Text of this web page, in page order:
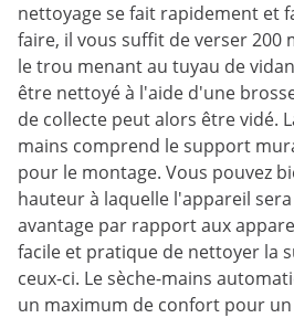
nettoyage se fait rapidement et
faire, il vous suffit de verser 200
le trou menant au tuyau de
être nettoyé à l'aide d'une
de collecte peut alors être vidé.
mains comprend le support
pour le montage. Vous pouvez
hauteur à laquelle l'appareil
avantage par rapport aux
facile et pratique de nettoyer la
ceux-ci. Le sèche-mains
un maximum de confort pour un